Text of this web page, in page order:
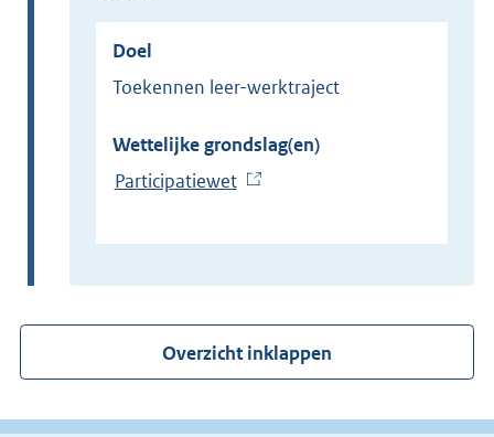
Doel
Toekennen leer-werktraject
Wettelijke grondslag(en)
Participatiewet(
x
r
n
l
Overzicht inklappen